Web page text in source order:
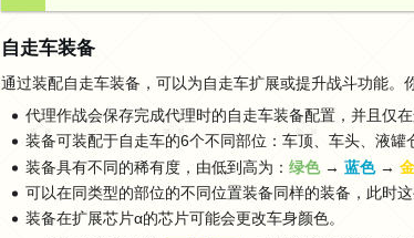
自走车装备
通过装配自走车装备，可以为自走车扩展或提升战斗功能。
代理作战会保存完成代理时的自走车装备配置，并且仅在
装备可装配于自走车的6个不同部位：车顶、车头、液
装备具有不同的稀有度，由低到高为：绿色→蓝色→
可以在同类型的部位的不同位置装备同样的装备，此时这
装备在扩展芯片α的芯片可能会更改车身颜色。